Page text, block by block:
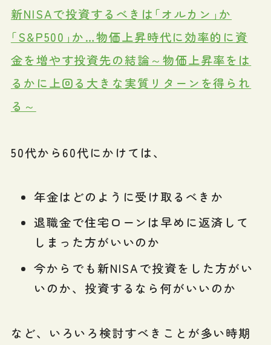
新NISAで投資するべきは｢オルカン｣か
｢S&P500｣か…物価上昇時代に効率的に資
金を増やす投資先の結論～物価上昇率をは
るかに上回る大きな実質リターンを得られ
る～
50代から60代にかけては、
年金はどのように受け取るべきか
退職金で住宅ローンは早めに返済して
しまった方がいいのか
今からでも新NISAで投資をした方がい
いのか、投資するなら何がいいのか
など、いろいろ検討すべきことが多い時期